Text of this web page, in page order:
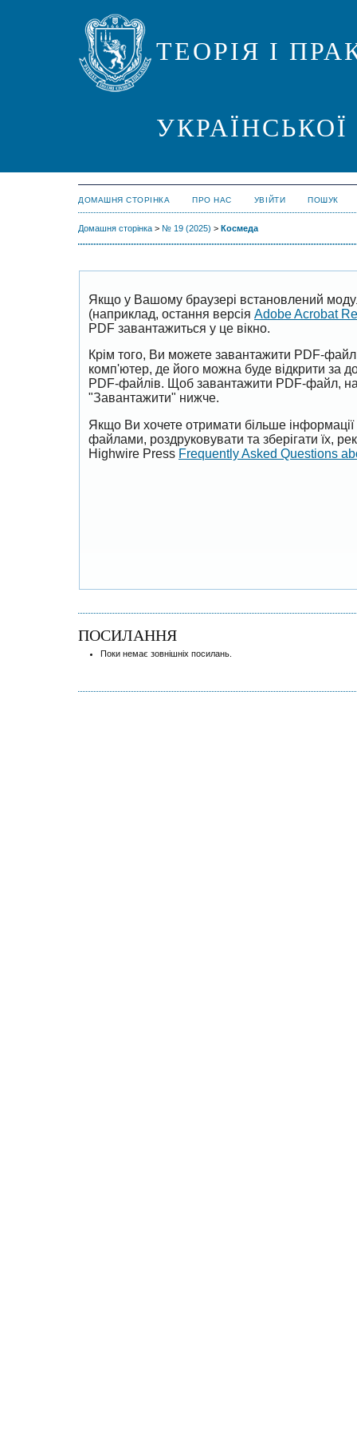
ТЕОРІЯ І
ДОМАШНЯ СТОРІНКА ПРО НАС УВІЙТИ ПОШУК
Домашня сторінка > № 19 (2025) > Космеда
Якщо у Вашому браузері встановлений
(наприклад, остання версія Adobe Acrobat
PDF завантажиться у це вікно.
Крім того, Ви можете завантажити PDF-
комп'ютер, де його можна буде відкрити за
PDF-файлів. Щоб завантажити PDF-файл,
"Завантажити" нижче.
Якщо Ви хочете отримати більше
файлами, роздруковувати та зберігати їх,
Highwire Press Frequently Asked Questions
ПОСИЛАННЯ
Поки немає зовнішніх посилань.